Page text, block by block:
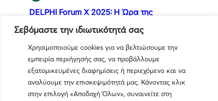
Σεβόμαστε την ιδιωτικότητά σας
Χρησιμοποιούμε cookies για να βελτιώσουμε την
εμπειρία περιήγησής σας, να προβάλλουμε
εξατομικευμένες διαφημίσεις ή περιεχόμενο και να
αναλύουμε την επισκεψιμότητά μας. Κάνοντας κλικ
στην επιλογή «Αποδοχή Όλων», συναινείτε στη
DELPHI Forum X 2025: Η Ώρα της